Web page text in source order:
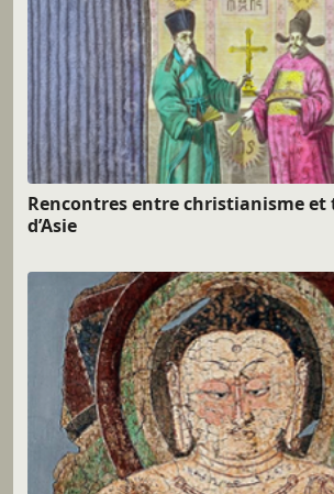
Rencontres entre christianisme
d’Asie